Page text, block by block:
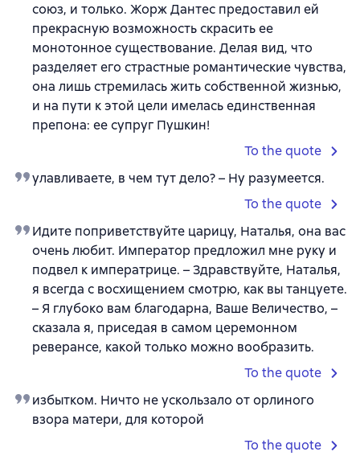
союз, и только. Жорж Дантес предоставил ей
прекрасную возможность скрасить ее
монотонное существование. Делая вид, что
разделяет его страстные романтические чувства,
она лишь стремилась жить собственной жизнью,
и на пути к этой цели имелась единственная
препона: ее супруг Пушкин!
To the quote
улавливаете, в чем тут дело? – Ну разумеется.
To the quote
Идите поприветствуйте царицу, Наталья, она вас
очень любит. Император предложил мне руку и
подвел к императрице. – Здравствуйте, Наталья,
я всегда с восхищением смотрю, как вы танцуете.
– Я глубоко вам благодарна, Ваше Величество, –
сказала я, приседая в самом церемонном
реверансе, какой только можно вообразить.
To the quote
избытком. Ничто не ускользало от орлиного
взора матери, для которой
To the quote